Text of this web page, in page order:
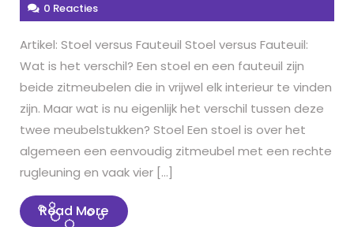
0 Reacties
Artikel: Stoel versus Fauteuil Stoel versus Fauteuil:
Wat is het verschil? Een stoel en een fauteuil zijn
beide zitmeubelen die in vrijwel elk interieur te vinden
zijn. Maar wat is nu eigenlijk het verschil tussen deze
twee meubelstukken? Stoel Een stoel is over het
algemeen een eenvoudig zitmeubel met een rechte
rugleuning en vaak vier […]
Read MoreRead